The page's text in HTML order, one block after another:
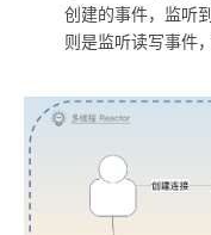
创建的事件，监听
则是监听读写事件